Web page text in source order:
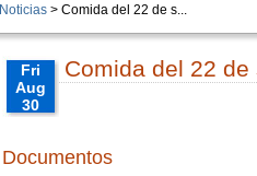
Noticias> Comida del 22 de s...
Fri
Aug
30
2013
Comida del 22 de
Documentos